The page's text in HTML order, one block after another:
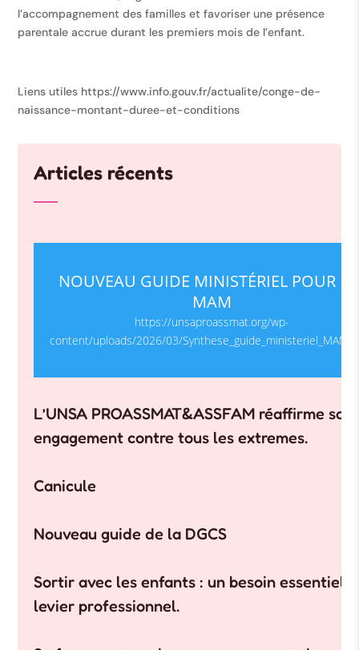
l’accompagnement des familles et favoriser une présence
parentale accrue durant les premiers mois de l’enfant.
Liens utiles https://www.info.gouv.fr/actualite/conge-de-
naissance-montant-duree-et-conditions
Articles récents
NOUVEAU GUIDE MINISTÉRIEL POUR
MAM
https://unsaproassmat.org/wp-
content/uploads/2026/03/
L’UNSA PROASSMAT&ASSFAM réaffirme son
engagement contre tous les extremes.
Canicule
Nouveau guide de la DGCS
Sortir avec les enfants : un besoin essentiel,
levier professionnel.